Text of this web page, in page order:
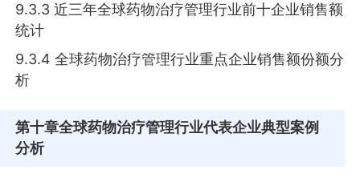
9.3.3 近三年全球药物治疗管理行业前十企业销售额
统计
9.3.4 全球药物治疗管理行业重点企业销售额份额分
析
第十章全球药物治疗管理行业代表企业典型案例
分析